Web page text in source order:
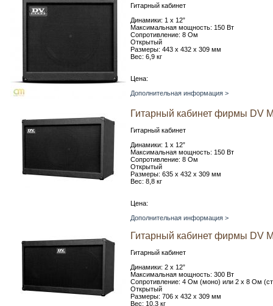
Гитарный кабинет
Динамики: 1 x 12”
Максимальная мощность: 150 Вт
Сопротивление: 8 Ом
Открытый
Размеры: 443 х 432 х 309 мм
Вес: 6,9 кг
Цена:
Дополнительная информация >
Гитарный кабинет фирмы DV
Гитарный кабинет
Динамики: 1 x 12”
Максимальная мощность: 150 Вт
Сопротивление: 8 Ом
Открытый
Размеры: 635 х 432 х 309 мм
Вес: 8,8 кг
Цена:
Дополнительная информация >
Гитарный кабинет фирмы DV
Гитарный кабинет
Динамики: 2 x 12”
Максимальная мощность: 300 Вт
Сопротивление: 4 Ом (моно) или 2 х 8 Ом
Открытый
Размеры: 706 х 432 х 309 мм
Вес: 10,3 кг